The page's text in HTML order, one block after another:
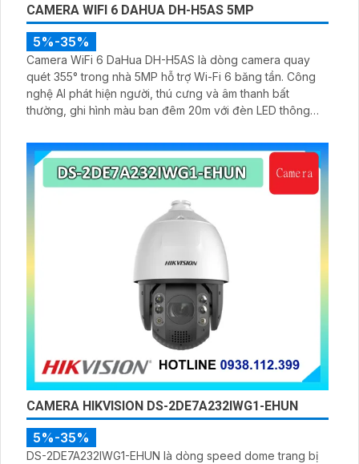
CAMERA WIFI 6 DAHUA DH-H5AS 5MP
5%-35%
Camera WiFi 6 DaHua DH-H5AS là dòng camera quay
quét 355° trong nhà 5MP hỗ trợ Wi-Fi 6 băng tần. Công
nghệ AI phát hiện người, thú cưng và âm thanh bất
thường, ghi hình màu ban đêm 20m với đèn LED thông
dụng DMSS,
CAMERA HIKVISION DS-2DE7A232IWG1-EHUN
5%-35%
DS-2DE7A232IWG1-EHUN là dòng speed dome trang bị